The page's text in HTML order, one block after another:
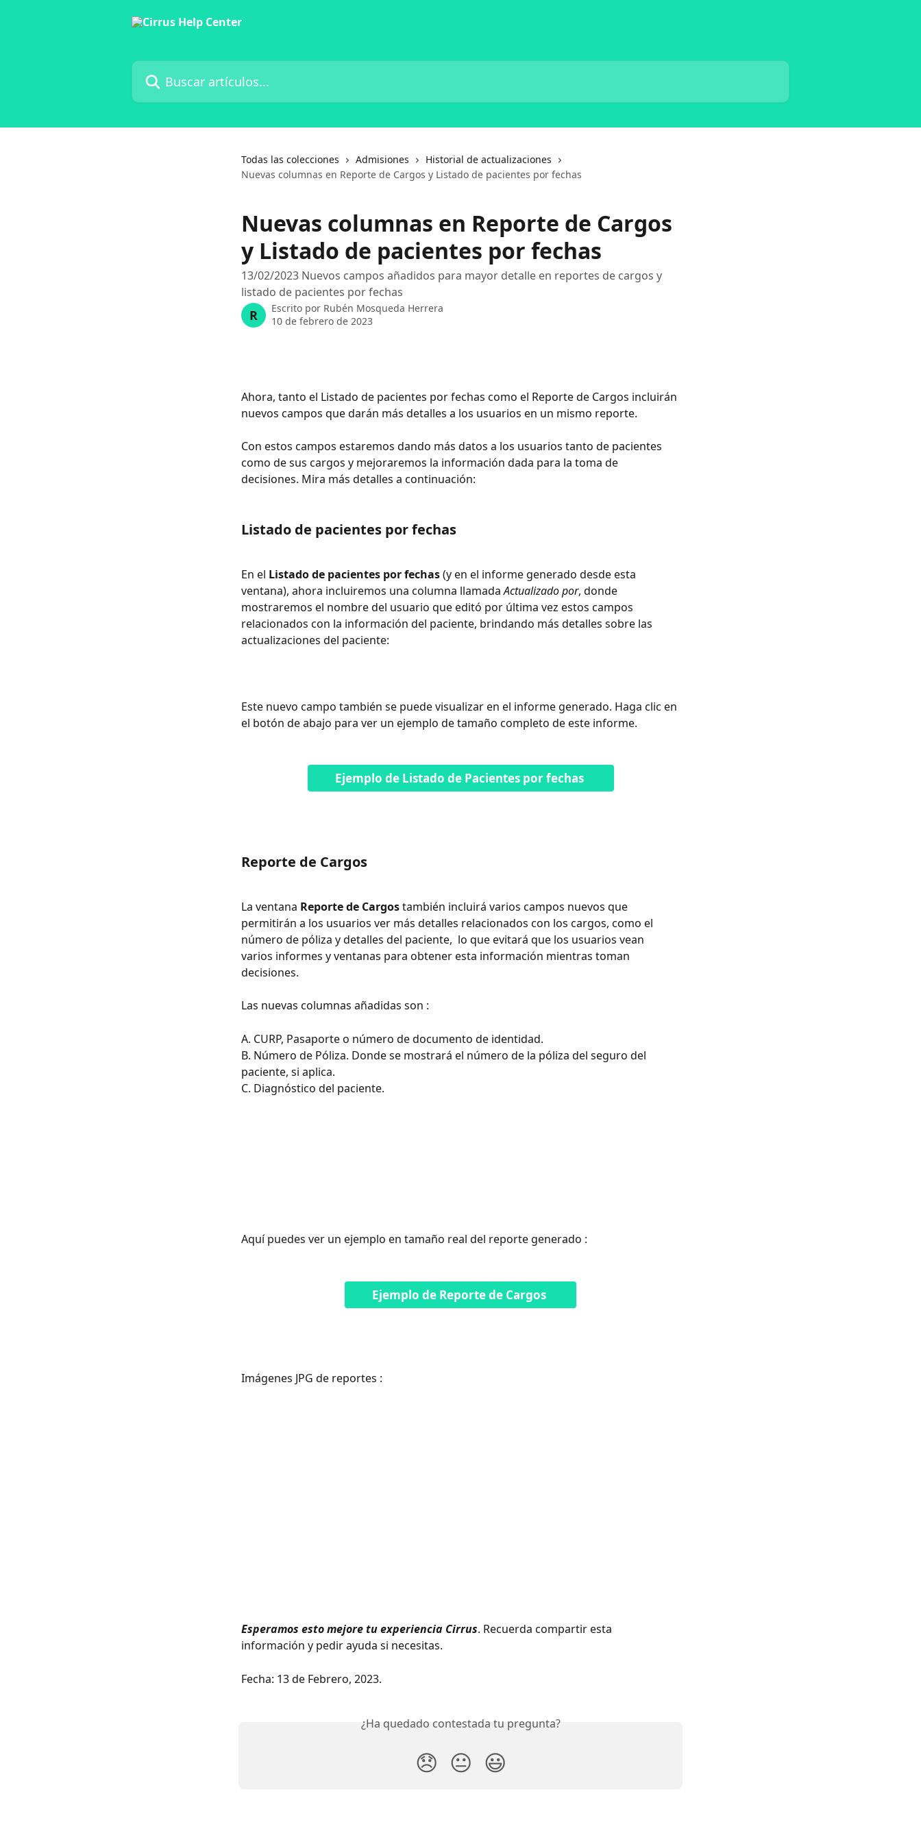
Buscar artículos...
Todas las colecciones Admisiones
Historial de actualizaciones
Nuevas columnas en Reporte de Cargos y Listado de pacientes por fechas
Nuevas columnas en Reporte de Cargos
y Listado de pacientes por fechas
13/02/2023 Nuevos campos añadidos para mayor detalle en reportes de cargos y
listado de pacientes por fechas
R Escrito por Rubén Mosqueda Herrera
10 de febrero de 2023
Ahora, tanto el Listado de pacientes por fechas como el Reporte de Cargos incluirán
nuevos campos que darán más detalles a los usuarios en un mismo reporte.
Con estos campos estaremos dando más datos a los usuarios tanto de pacientes
como de sus cargos y mejoraremos la información dada para la toma de
decisiones. Mira más detalles a continuación:
Listado de pacientes por fechas
En el Listado de pacientes por fechas (y en el informe generado desde esta
ventana), ahora incluiremos una columna llamada Actualizado por, donde
mostraremos el nombre del usuario que editó por última vez estos campos
relacionados con la información del paciente, brindando más detalles sobre las
actualizaciones del paciente:
Este nuevo campo también se puede visualizar en el informe generado. Haga clic en
el botón de abajo para ver un ejemplo de tamaño completo de este informe.
Ejemplo de Listado de Pacientes por fechas
Reporte de Cargos
La ventana Reporte de Cargos también incluirá varios campos nuevos que
permitirán a los usuarios ver más detalles relacionados con los cargos, como el
número de póliza y detalles del paciente,  lo que evitará que los usuarios vean
varios informes y ventanas para obtener esta información mientras toman
decisiones.
Las nuevas columnas añadidas son :
A. CURP, Pasaporte o número de documento de identidad.
B. Número de Póliza. Donde se mostrará el número de la póliza del seguro del
paciente, si aplica.
C. Diagnóstico del paciente.
Aquí puedes ver un ejemplo en tamaño real del reporte generado :
Ejemplo de Reporte de Cargos
Imágenes JPG de reportes :
Esperamos esto mejore tu experiencia Cirrus. Recuerda compartir esta
información y pedir ayuda si necesitas.
Fecha: 13 de Febrero, 2023.
¿Ha quedado contestada tu pregunta?
😞 😐 😃